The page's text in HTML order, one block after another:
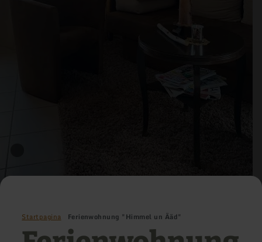
Startpagina Ferienwohnung "Himmel un Ääd"